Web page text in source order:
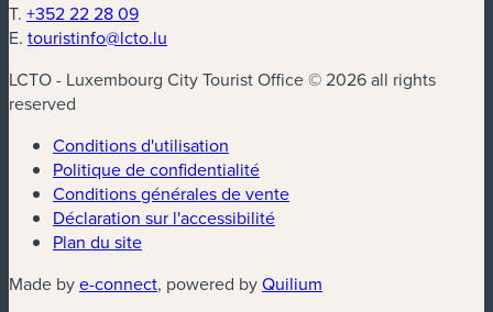
T. +352 22 28 09
E. touristinfo@lcto.lu
LCTO - Luxembourg City Tourist Office © 2026 all rights
reserved
Conditions d'utilisation
Politique de confidentialité
Conditions générales de vente
Déclaration sur l'accessibilité
Plan du site
Made bye-connect(nouvelle fenêtre)
, powered byQuilium